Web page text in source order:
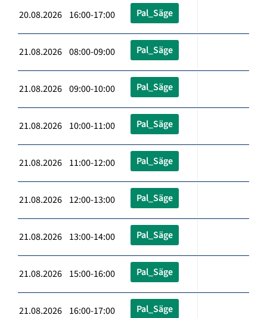
20.08.2026 16:00-17:00 Pal_Säge
21.08.2026 08:00-09:00 Pal_Säge
21.08.2026 09:00-10:00 Pal_Säge
21.08.2026 10:00-11:00 Pal_Säge
21.08.2026 11:00-12:00 Pal_Säge
21.08.2026 12:00-13:00 Pal_Säge
21.08.2026 13:00-14:00 Pal_Säge
21.08.2026 15:00-16:00 Pal_Säge
21.08.2026 16:00-17:00 Pal_Säge